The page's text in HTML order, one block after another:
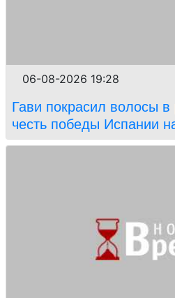
06-08-2026 19:28
Гави покрасил волосы в
честь победы Испании